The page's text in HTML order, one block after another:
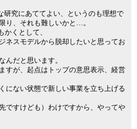
研究にあててよい、というのも理想で
り、それも難しいかと…。
くとして、
ネスモデルから脱却したいと思ってお
んだと思います。
すが、起点はトップの意思表示、経営
にない状態で新しい事業を立ち上げる
ですけども）わけですから、やってや